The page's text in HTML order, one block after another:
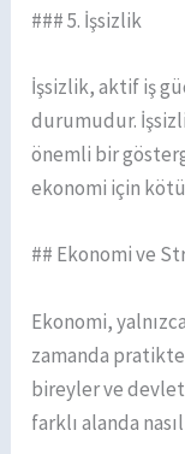
### 5. İşsizlik
İşsizlik, aktif iş
durumudur.
önemli bir
ekonomi için
## Ekonomi ve
Ekonomi,
zamanda
bireyler ve
farklı alanda